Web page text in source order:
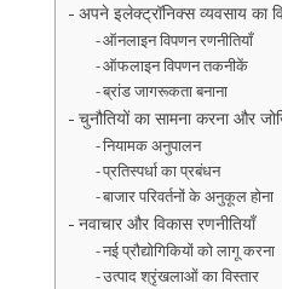
अपने इलेक्ट्रॉनिक्स व्यवसाय का
ऑनलाइन विपणन रणनीतियाँ
ऑफलाइन विपणन तकनीकें
ब्रांड जागरूकता बनाना
चुनौतियों का सामना करना और
नियामक अनुपालन
प्रतिस्पर्धा का प्रबंधन
बाजार परिवर्तनों के अनुकूल होना
नवाचार और विकास रणनीतियाँ
नई प्रौद्योगिकियों को लागू करना
उत्पाद श्रृंखलाओं का विस्तार